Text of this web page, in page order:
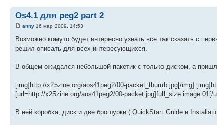
Os4.1 для peg2 part 2
anny 16 мар 2009, 14:53
Возможно комуто будет интересно узнать все так сказать с
решил описать для всех интересующихся.
В общем ожидался небольшой пакетик с только диском, а
[img]http://x25zine.org/aos41peg2/00-packet_thumb.jpg[/img]
[url=http://x25zine.org/aos41peg2/00-packet.jpg]full_size image
В ней коробка, диск и две брошурки ( QuickStart Guide и